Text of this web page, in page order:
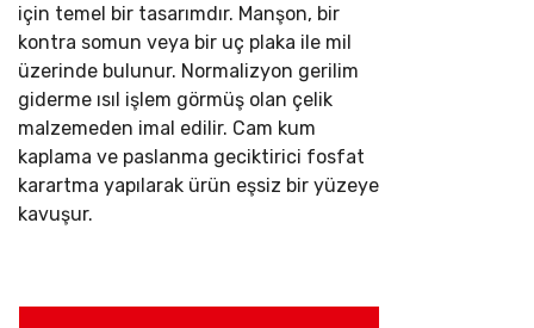
için temel bir tasarımdır. Manşon, bir
kontra somun veya bir uç plaka ile mil
üzerinde bulunur. Normalizyon gerilim
giderme ısıl işlem görmüş olan çelik
malzemeden imal edilir. Cam kum
kaplama ve paslanma geciktirici fosfat
karartma yapılarak ürün eşsiz bir yüzeye
kavuşur.